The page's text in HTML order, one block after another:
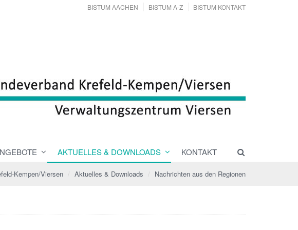
BISTUM AACHEN BISTUM A-Z BISTUM KONTAKT
AKTUELLES & DOWNLOADS KONTAKT
Kempen/Viersen Aktuelles & Downloads Nachrichten aus den Regionen